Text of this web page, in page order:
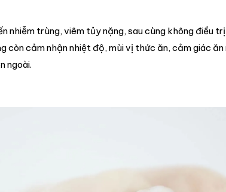
nhiễm trùng, viêm tủy nặng, sau cùng không điều
còn cảm nhận nhiệt độ, mùi vị thức ăn, cảm giác
ngoài.